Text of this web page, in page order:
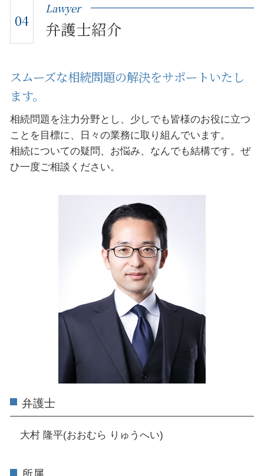
04
Lawyer
弁護士紹介
スムーズな相続問題の解決をサポートいたし
ます。
相続問題を注力分野とし、少しでも皆様のお役に立つ
ことを目標に、日々の業務に取り組んでいます。
相続についての疑問、お悩み、なんでも結構です。ぜ
ひ一度ご相談ください。
弁護士
大村 隆平(おおむら りゅうへい)